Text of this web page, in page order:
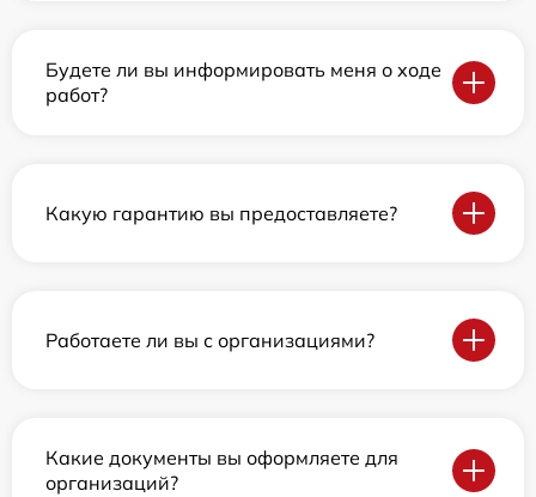
Будете ли вы информировать меня о ходе
работ?
Какую гарантию вы предоставляете?
Работаете ли вы с организациями?
Какие документы вы оформляете для
организаций?